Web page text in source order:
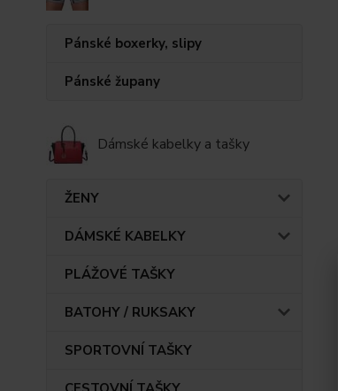
Pánské boxerky, slipy
Pánské župany
Dámské kabelky a tašky
ŽENY
DÁMSKÉ KABELKY
PLÁŽOVÉ TAŠKY
BATOHY / RUKSAKY
SPORTOVNÍ TAŠKY